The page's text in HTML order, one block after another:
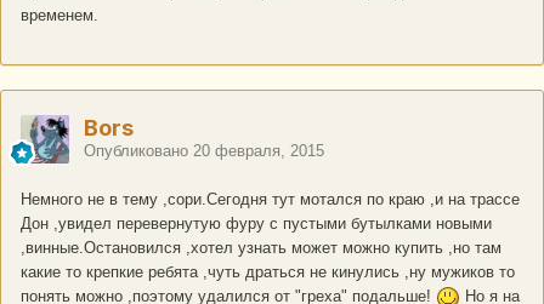
временем.
Bors
Опубликовано 20 февраля, 2015
Немного не в тему ,сори.Сегодня тут мотался по краю ,и на трассе
Дон ,увидел перевернутую фуру с пустыми бутылками новыми
,винные.Остановился ,хотел узнать может можно купить ,но там
какие то крепкие ребята ,чуть драться не кинулись ,ну мужиков то
понять можно ,поэтому удалился от "греха" подальше!
Но я на